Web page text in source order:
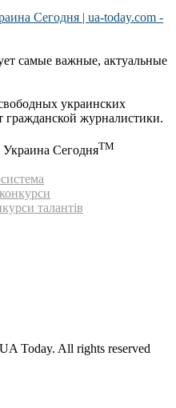
самые важные, актуальные
украинских
гражданской журналистики.
Украина СегодняTM
талантів
Today. All rights reserved